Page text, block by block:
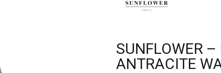
SUNFLOWER
ANTRACITE